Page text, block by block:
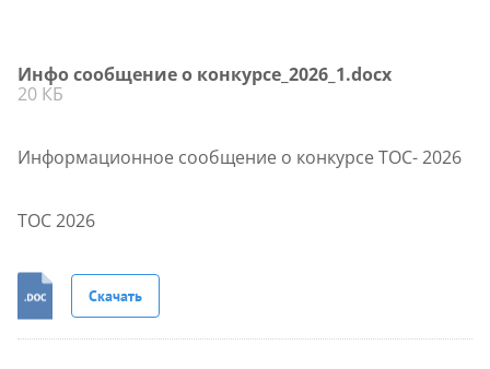
Инфо сообщение о конкурсе_2026_1.docx
20 КБ
Информационное сообщение о конкурсе ТОС- 2026
ТОС 2026
Скачать